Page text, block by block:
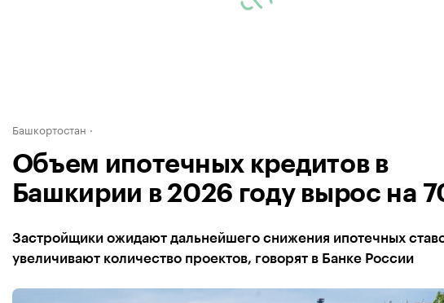
Башкортостан
Объем ипотечных кредитов в
Башкирии в 2026 году вырос на
Застройщики ожидают дальнейшего снижения ипотечных
увеличивают количество проектов, говорят в Банке России